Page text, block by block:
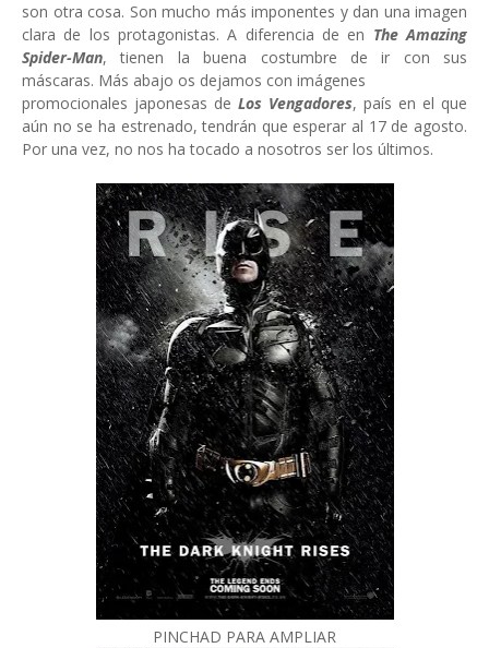
son otra cosa. Son mucho más imponentes y dan una imagen
clara de los protagonistas. A diferencia de en The Amazing
Spider-Man, tienen la buena costumbre de ir con sus
máscaras. Más abajo os dejamos con imágenes
promocionales japonesas de Los Vengadores, país en el que
aún no se ha estrenado, tendrán que esperar al 17 de agosto.
Por una vez, no nos ha tocado a nosotros ser los últimos.
PINCHAD PARA AMPLIAR